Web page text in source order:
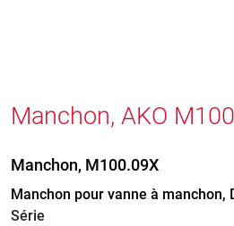
Manchon, AKO
Manchon, M100.09X
Manchon pour vanne à manchon,
Série